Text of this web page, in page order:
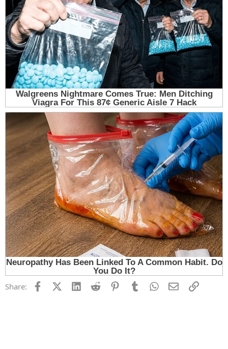
Share: FacebookX (Twitter)
LinkedInReddit PinterestTumblrWhatsApp
EmailLink